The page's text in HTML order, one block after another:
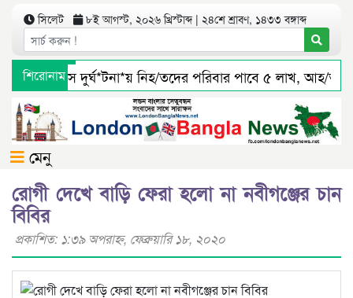
সিলেট ৮ই আগস্ট, ২০২৬ খ্রিস্টাব্দ | ২৪শে শ্রাবণ, ১৪৩৩ বঙ্গাব্দ
শিরোনাম
সিলেটে বাস দুর্ঘ*টনা*য় নিহ/তদের পরিবার পাবে ৫ লাখ, আহ/
জৈন্তাপুর সারী ৩ বালু মহালে অবৈধ ভাবে বালু উত্তোলনের সত্যতা
মেনু
রোগী দেখে বাড়ি ফেরা হলো না নবীগঞ্জের চান
বিবির
প্রকাশিত: ১:৩৯ অপরাহ্ণ, ফেব্রুয়ারি ১৮, ২০২০